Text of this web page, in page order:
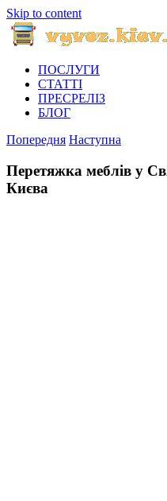
Skip to content
ПОСЛУГИ
СТАТТІ
ПРЕСРЕЛІЗ
БЛОГ
Попередня Наступна
Перетяжка меблів у
Києва